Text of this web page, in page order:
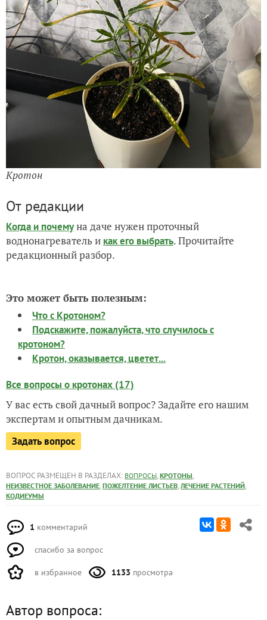
Кротон
От редакции
Когда и почемуна даче нужен проточный
воднонагреватель и как его выбрать. Прочитайте
редакционный разбор.
Это может быть полезным:
Что с Кротоном?
Подскажите, пожалуйста, что случилось с
кротоном?
Кротон, оказывается, цветет...
Все вопросы о кротонах (17)
У вас есть свой дачный вопрос? Задайте его нашим
экспертам и опытным дачникам.
Задать вопрос
ВОПРОС РАЗМЕЩЕН В РАЗДЕЛАХ: ВОПРОСЫ, КРОТОНЫ,
НЕИЗВЕСТНОЕ ЗАБОЛЕВАНИЕ, ПОЖЕЛТЕНИЕ ЛИСТЬЕВ, ЛЕЧЕНИЕ РАСТЕНИЙ,
КОДИЕУМЫ
1 комментарий
спасибо за вопрос
в избранное 1133 просмотра
Автор вопроса: